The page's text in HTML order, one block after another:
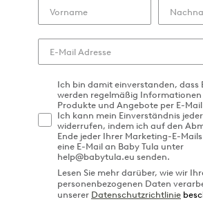
Ich bin damit einverstanden, dass
werden regelmäßig Informationen
Produkte und Angebote per E-
Ich kann mein Einverständnis
widerrufen, indem ich auf den
Ende jeder Ihrer Marketing-E-
eine E-Mail an Baby Tula unter
help@babytula.eu senden.
Lesen Sie mehr darüber, wie wir
personenbezogenen Daten
unserer Datenschutzrichtlinie